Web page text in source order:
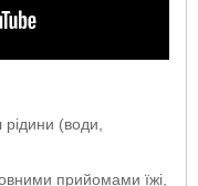
(води,
прийомами їжі,